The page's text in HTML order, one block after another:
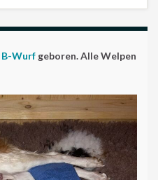
B-Wurf geboren. Alle Welpen